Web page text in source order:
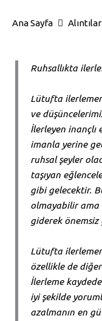
Ana Sayfa Alıntılar
Ruhsallıkta
Lütufta
ve
İlerleyen inançlı
imanla yerine
ruhsal şeyler
taşıyan
gibi gelecektir.
olmayabilir ama
giderek
Lütufta
özellikle de
İlerleme
iyi şekilde
azalmanın en